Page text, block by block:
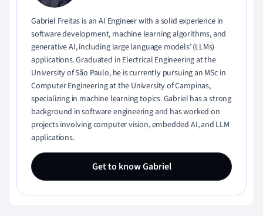
Gabriel Freitas is an AI Engineer with a solid experience in
software development, machine learning algorithms, and
generative AI, including large language models’ (LLMs)
applications. Graduated in Electrical Engineering at the
University of São Paulo, he is currently pursuing an MSc in
Computer Engineering at the University of Campinas,
specializing in machine learning topics. Gabriel has a strong
background in software engineering and has worked on
projects involving computer vision, embedded AI, and LLM
applications.
Get to know Gabriel